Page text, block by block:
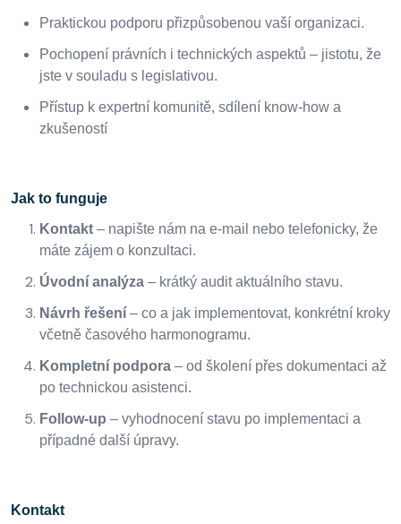
Praktickou podporu přizpůsobenou vaší organizaci.
Pochopení právních i technických aspektů – jistotu, že
jste v souladu s legislativou.
Přístup k expertní komunitě, sdílení know‑how a
zkušeností
Jak to funguje
Kontakt – napište nám na e‑mail nebo telefonicky, že
máte zájem o konzultaci.
Úvodní analýza – krátký audit aktuálního stavu.
Návrh řešení – co a jak implementovat, konkrétní kroky
včetně časového harmonogramu.
Kompletní podpora – od školení přes dokumentaci až
po technickou asistenci.
Follow-up – vyhodnocení stavu po implementaci a
případné další úpravy.
Kontakt